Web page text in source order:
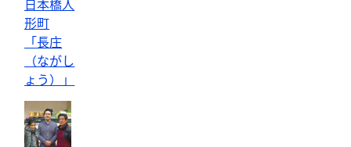
日本橋人
形町
「長庄
（ながし
ょう）」